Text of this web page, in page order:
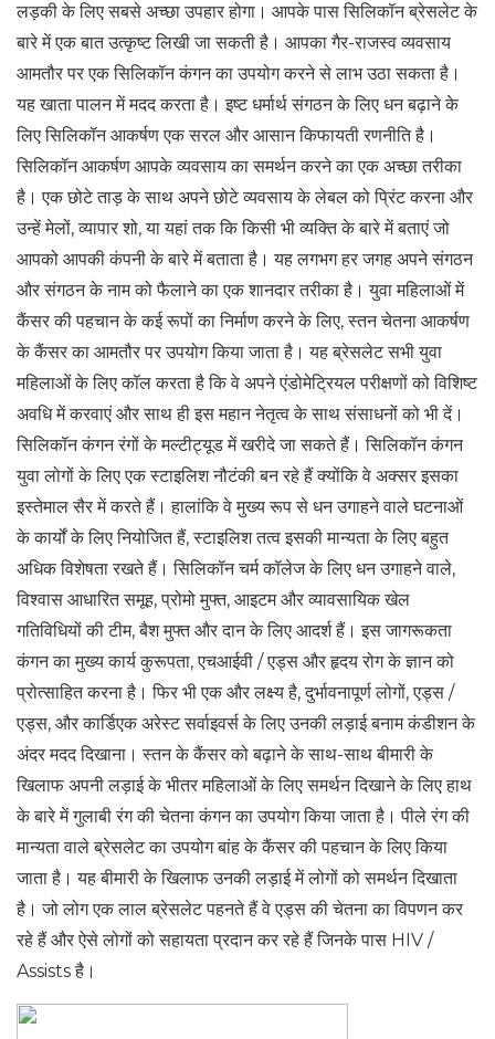
लड़की के लिए सबसे अच्छा उपहार होगा। आपके पास सिलिकॉन ब्रेसलेट के
बारे में एक बात उत्कृष्ट लिखी जा सकती है। आपका गैर-राजस्व व्यवसाय
आमतौर पर एक सिलिकॉन कंगन का उपयोग करने से लाभ उठा सकता है।
यह खाता पालन में मदद करता है। इष्ट धर्मार्थ संगठन के लिए धन बढ़ाने के
लिए सिलिकॉन आकर्षण एक सरल और आसान किफायती रणनीति है।
सिलिकॉन आकर्षण आपके व्यवसाय का समर्थन करने का एक अच्छा तरीका
है। एक छोटे ताड़ के साथ अपने छोटे व्यवसाय के लेबल को प्रिंट करना और
उन्हें मेलों, व्यापार शो, या यहां तक ​​कि किसी भी व्यक्ति के बारे में बताएं जो
आपको आपकी कंपनी के बारे में बताता है। यह लगभग हर जगह अपने संगठन
और संगठन के नाम को फैलाने का एक शानदार तरीका है। युवा महिलाओं में
कैंसर की पहचान के कई रूपों का निर्माण करने के लिए, स्तन चेतना आकर्षण
के कैंसर का आमतौर पर उपयोग किया जाता है। यह ब्रेसलेट सभी युवा
महिलाओं के लिए कॉल करता है कि वे अपने एंडोमेट्रियल परीक्षणों को विशिष्ट
अवधि में करवाएं और साथ ही इस महान नेतृत्व के साथ संसाधनों को भी दें।
सिलिकॉन कंगन रंगों के मल्टीट्यूड में खरीदे जा सकते हैं। सिलिकॉन कंगन
युवा लोगों के लिए एक स्टाइलिश नौटंकी बन रहे हैं क्योंकि वे अक्सर इसका
इस्तेमाल सैर में करते हैं। हालांकि वे मुख्य रूप से धन उगाहने वाले घटनाओं
के कार्यों के लिए नियोजित हैं, स्टाइलिश तत्व इसकी मान्यता के लिए बहुत
अधिक विशेषता रखते हैं। सिलिकॉन चर्म कॉलेज के लिए धन उगाहने वाले,
विश्वास आधारित समूह, प्रोमो मुफ्त, आइटम और व्यावसायिक खेल
गतिविधियों की टीम, बैश मुफ्त और दान के लिए आदर्श हैं। इस जागरूकता
कंगन का मुख्य कार्य कुरूपता, एचआईवी / एड्स और हृदय रोग के ज्ञान को
प्रोत्साहित करना है। फिर भी एक और लक्ष्य है, दुर्भावनापूर्ण लोगों, एड्स /
एड्स, और कार्डिएक अरेस्ट सर्वाइवर्स के लिए उनकी लड़ाई बनाम कंडीशन के
अंदर मदद दिखाना। स्तन के कैंसर को बढ़ाने के साथ-साथ बीमारी के
खिलाफ अपनी लड़ाई के भीतर महिलाओं के लिए समर्थन दिखाने के लिए हाथ
के बारे में गुलाबी रंग की चेतना कंगन का उपयोग किया जाता है। पीले रंग की
मान्यता वाले ब्रेसलेट का उपयोग बांह के कैंसर की पहचान के लिए किया
जाता है। यह बीमारी के खिलाफ उनकी लड़ाई में लोगों को समर्थन दिखाता
है। जो लोग एक लाल ब्रेसलेट पहनते हैं वे एड्स की चेतना का विपणन कर
रहे हैं और ऐसे लोगों को सहायता प्रदान कर रहे हैं जिनके पास HIV /
Assists है।